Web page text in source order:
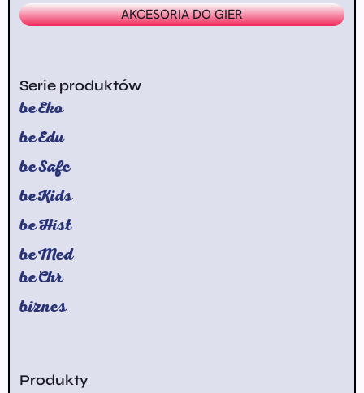
AKCESORIA DO GIER
Serie produktów
beEko
beEdu
beSafe
beKids
beHist
beMed
beChr
biznes
Produkty